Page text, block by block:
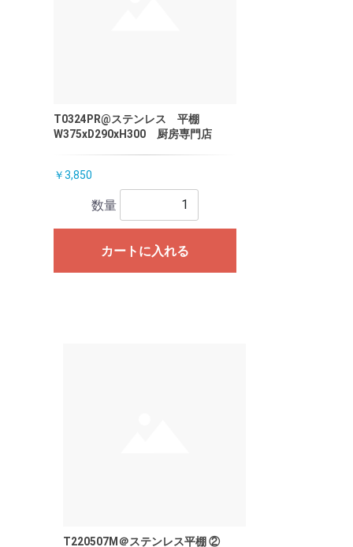
T0324PR@ステンレス 平棚
W375xD290xH300 厨房専門店
￥3,850
数量
カートに入れる
T220507M＠ステンレス平棚 ②